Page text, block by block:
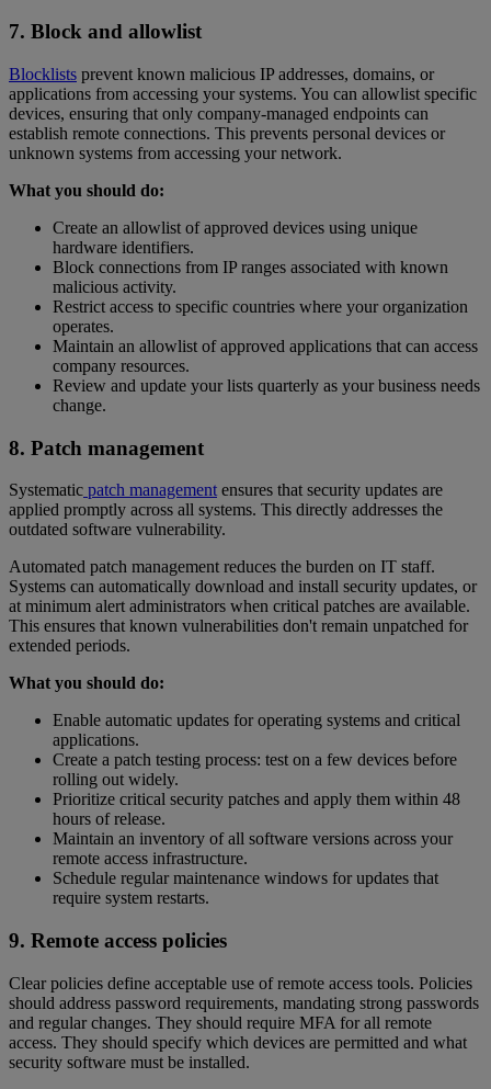
7. Block and allowlist
Blocklists prevent known malicious IP addresses, domains, or
applications from accessing your systems. You can allowlist specific
devices, ensuring that only company-managed endpoints can
establish remote connections. This prevents personal devices or
unknown systems from accessing your network.
What you should do:
Create an allowlist of approved devices using unique
hardware identifiers.
Block connections from IP ranges associated with known
malicious activity.
Restrict access to specific countries where your organization
operates.
Maintain an allowlist of approved applications that can access
company resources.
Review and update your lists quarterly as your business needs
change.
8. Patch management
Systematic patch management ensures that security updates are
applied promptly across all systems. This directly addresses the
outdated software vulnerability.
Automated patch management reduces the burden on IT staff.
Systems can automatically download and install security updates, or
at minimum alert administrators when critical patches are available.
This ensures that known vulnerabilities don't remain unpatched for
extended periods.
What you should do:
Enable automatic updates for operating systems and critical
applications.
Create a patch testing process: test on a few devices before
rolling out widely.
Prioritize critical security patches and apply them within 48
hours of release.
Maintain an inventory of all software versions across your
remote access infrastructure.
Schedule regular maintenance windows for updates that
require system restarts.
9. Remote access policies
Clear policies define acceptable use of remote access tools. Policies
should address password requirements, mandating strong passwords
and regular changes. They should require MFA for all remote
access. They should specify which devices are permitted and what
security software must be installed.